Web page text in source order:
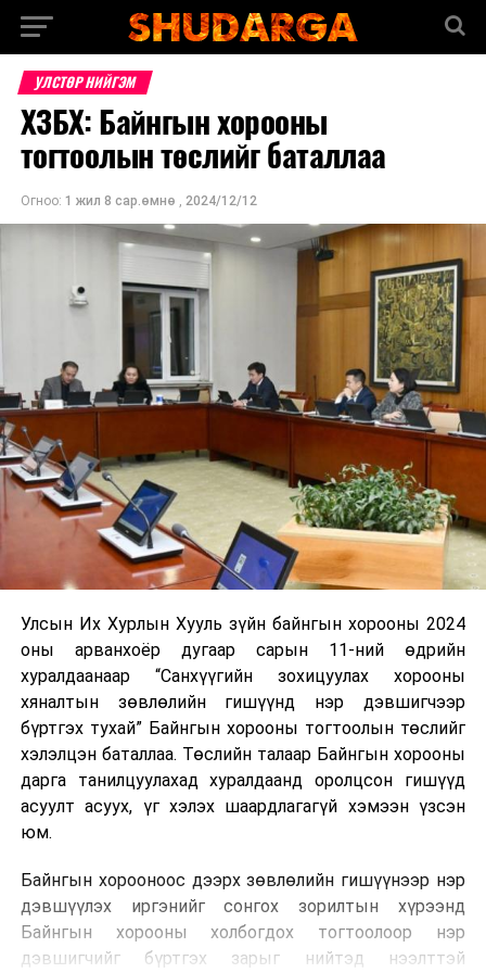
УЛСТӨР НИЙГЭМ
ХЗБХ: Байнгын хорооны
тогтоолын төслийг баталлаа
Огноо: 1 жил 8 сар.өмнө , 2024/12/12
Улсын Их Хурлын Хууль зүйн байнгын хорооны 2024
оны арванхоёр дугаар сарын 11-ний өдрийн
хуралдаанаар “Санхүүгийн зохицуулах хорооны
хяналтын зөвлөлийн гишүүнд нэр дэвшигчээр
бүртгэх тухай” Байнгын хорооны тогтоолын төслийг
хэлэлцэн баталлаа. Төслийн талаар Байнгын хорооны
дарга танилцуулахад хуралдаанд оролцсон гишүүд
асуулт асуух, үг хэлэх шаардлагагүй хэмээн үзсэн
юм.
Байнгын хорооноос дээрх зөвлөлийн гишүүнээр нэр
дэвшүүлэх иргэнийг сонгох зорилтын хүрээнд
Байнгын хорооны холбогдох тогтоолоор нэр
дэвшигчийг бүртгэх зарыг нийтэд нээлттэй